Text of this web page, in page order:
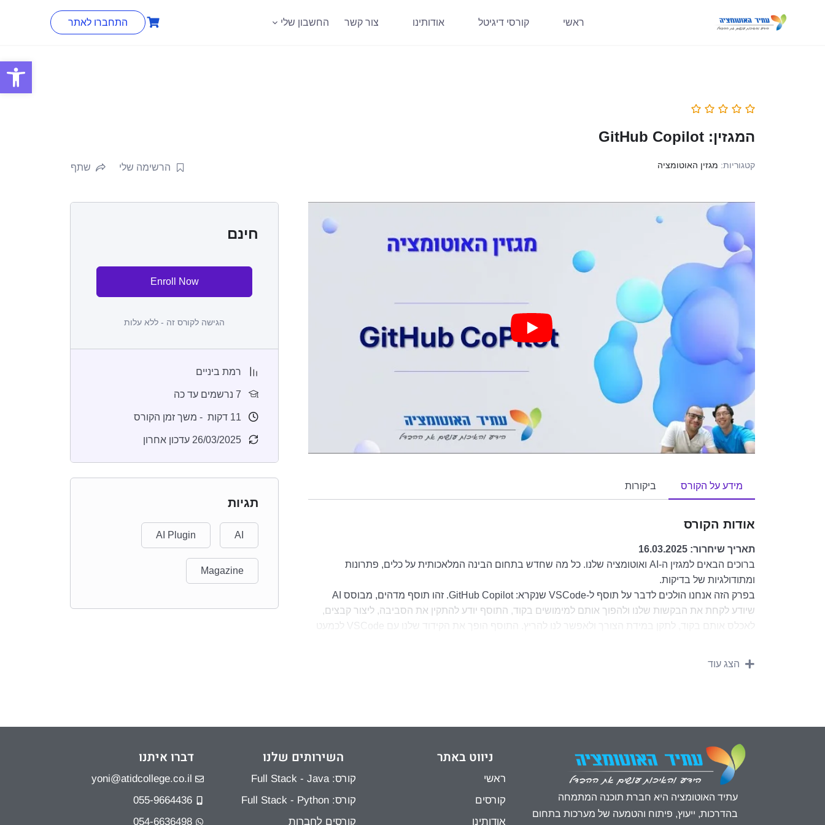
פתח
ראשי קורסי דיגיטל אודותינו צור קשר החשבון שלי התחברו לאתר
המגזין: GitHub Copilot
קטגוריות: מגזין האוטומציה הרשימה שלי שתף
מידע על הקורס ביקורות
אודות הקורס
תאריך שיחרור: 16.03.2025
ברוכים הבאים למגזין ה-AI ואוטומציה שלנו. כל מה שחדש בתחום הבינה המלאכותית על כלים, פתרונות
ומתודולגיות של בדיקות.
בפרק הזה אנחנו הולכים לדבר על תוסף ל-VSCode שנקרא: GitHub Copilot. זהו תוסף מדהים, מבוסס AI
שיודע לקחת את הבקשות שלנו ולהפוך אותם למימושים בקוד, התוסף יודע להתקין את הסביבה, ליצור קבצים,
לאכלס אותם בקוד, לתקן במידת הצורך ולאפשר לנו להריץ. התוסף הופך את הקידוד שלנו עם VSCode לכמעט
הצג עוד
חינם
Enroll Now
הגישה לקורס זה - ללא עלות
רמת ביניים
7 נרשמים עד כה
11 דקות - משך זמן הקורס
26/03/2025 עדכון אחרון
תגיות
AI
AI Plugin
Magazine
עתיד האוטומציה היא חברת תוכנה המתמחה
בהדרכות, ייעוץ, פיתוח והטמעה של מערכות בתחום
ניווט באתר
ראשי
קורסים
אודותינו
השירותים שלנו
קורס: Full Stack - Java
קורס: Full Stack - Python
קורסים לחברות
דברו איתנו
yoni@atidcollege.co.il
055-9664436
054-6636498